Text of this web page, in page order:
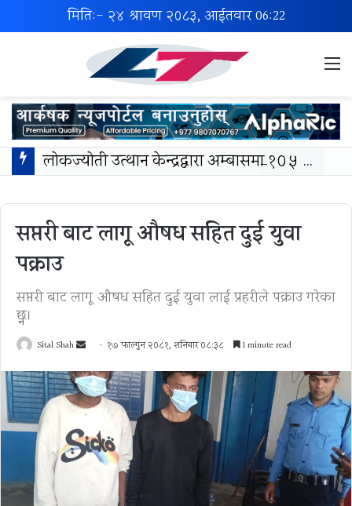
मिति:- २४ श्रावण २०८३, आईतवार06:22
लोकज्योती उत्थान केन्द्रद्वारा अम्बासमा १०५ विपन्न विद्यार्थीलाई शैक्षिक तथा खेलकुद सामग्री वितरण
सप्तरी बाट लागू औषध सहित दुई युवा
पक्राउ
सप्तरी बाट लागू औषध सहित दुई युवा लाई प्रहरीले पक्राउ गरेका
छ्न।
Sital Shah
Send
email
१७ फाल्गुन २०८१, शनिबार ०८:३८ 1 minute read